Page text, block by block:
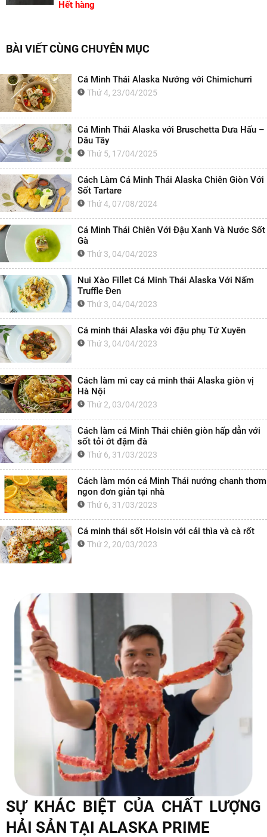
Hết hàng
BÀI VIẾT CÙNG CHUYÊN MỤC
Cá Minh Thái Alaska Nướng với Chimichurri
Thứ 4, 23/04/2025
Cá Minh Thái Alaska với Bruschetta Dưa Hấu –
Dâu Tây
Thứ 5, 17/04/2025
Cách Làm Cá Minh Thái Alaska Chiên Giòn Với
Sốt Tartare
Thứ 4, 07/08/2024
Cá Minh Thái Chiên Với Đậu Xanh Và Nước Sốt
Gà
Thứ 3, 04/04/2023
Nui Xào Fillet Cá Minh Thái Alaska Với Nấm
Truffle Đen
Thứ 3, 04/04/2023
Cá minh thái Alaska với đậu phụ Tứ Xuyên
Thứ 3, 04/04/2023
Cách làm mì cay cá minh thái Alaska giòn vị
Hà Nội
Thứ 2, 03/04/2023
Cách làm cá Minh Thái chiên giòn hấp dẫn với
sốt tỏi ớt đậm đà
Thứ 6, 31/03/2023
Cách làm món cá Minh Thái nướng chanh thơm
ngon đơn giản tại nhà
Thứ 6, 31/03/2023
Cá minh thái sốt Hoisin với cải thìa và cà rốt
Thứ 2, 20/03/2023
SỰ KHÁC BIỆT CỦA CHẤT LƯỢNG
HẢI SẢN TẠI ALASKA PRIME